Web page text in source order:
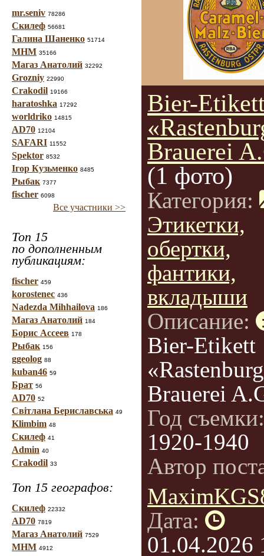
mr.seniv 78286
Скилеф 56681
Галина Шаненко 51714
МНМ 35166
Магаз Анатолий 32292
Grozniy 22990
Crakodil 19166
haratoshka 17292
worldriko 14815
AD70 12104
SAFARI 11552
Spektor 8532
Ігор Кузьменко 8485
Рыбак 7377
fischer 6098
Все участники >>
Топ 15
по дополненным
публикациям:
fischer 459
korostenec 436
Nadezda Mihhailova 186
Магаз Анатолий 184
Борис Ассеев 178
Рыбак 156
ggeolog 88
kuban46 59
Брат 56
AD70 52
Світлана Бериславська 49
Klimbim 48
Скилеф 41
Admin 40
Crakodil 33
Топ 15 географов:
Скилеф 22332
AD70 7819
Магаз Анатолий 7529
МНМ 4912
Bier-
Brauerei
(1 фото)
Категория:
Этикетки,
обертки,
фантики,
вкладыши
Описание:
Bier-Etikett
Brauerei
Год
1920-1940
Автор
Дата:
01.04.2026